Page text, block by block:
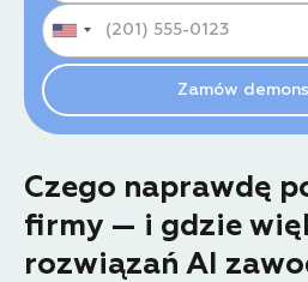
Czego naprawdę
firmy — i gdzie
rozwiązań AI